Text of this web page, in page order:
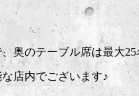
奥のテーブル席は最大
店内でございます♪